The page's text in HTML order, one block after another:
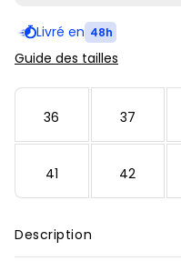
Livré en 48h
Guide des tailles
36 37
41 42
Description